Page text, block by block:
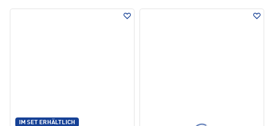
IM SET ERHÄLTLICH